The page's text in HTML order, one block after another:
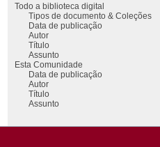
Todo a biblioteca digital
Tipos de documento & Coleções
Data de publicação
Autor
Título
Assunto
Esta Comunidade
Data de publicação
Autor
Título
Assunto